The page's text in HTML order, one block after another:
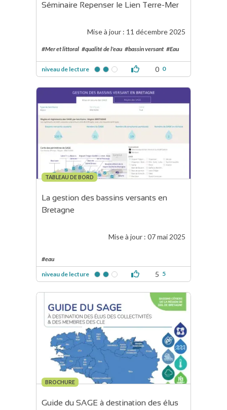
Séminaire Repenser le Lien Terre-Mer
Mise à jour : 11 décembre 2025
#Mer et littoral #qualité de l'eau #bassin versant #Eau
niveau de lecture 0 0
TABLEAU DE BORD
La gestion des bassins versants en
Bretagne
Mise à jour : 07 mai 2025
#eau
niveau de lecture
5 5
BROCHURE
Guide du SAGE à destination des élus